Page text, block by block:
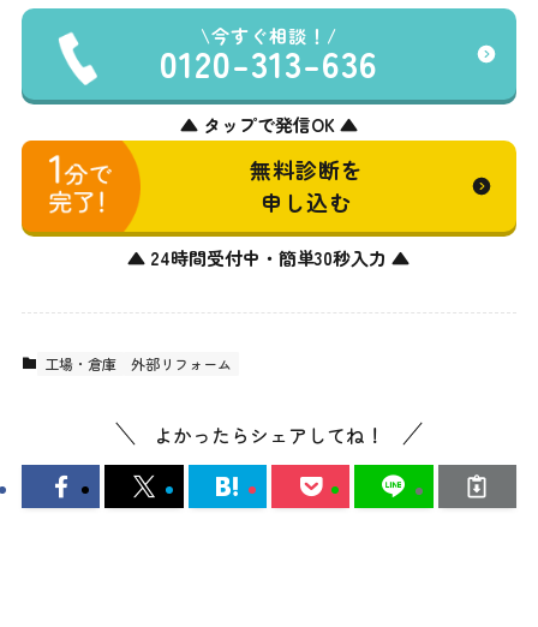
今すぐ相談！
0120-313-636
▲ タップで発信OK ▲
無料診断を
申し込む
▲ 24時間受付中・簡単30秒入力 ▲
工場・倉庫 外部リフォーム
よかったらシェアしてね！